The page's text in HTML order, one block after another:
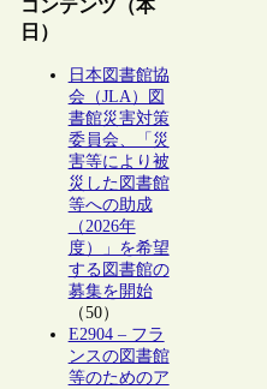
コンテンツ（本
日）
日本図書館協
会（JLA）図
書館災害対策
委員会、「災
害等により被
災した図書館
等への助成
（2026年
度）」を希望
する図書館の
募集を開始
（50）
E2904 – フラ
ンスの図書館
等のためのア